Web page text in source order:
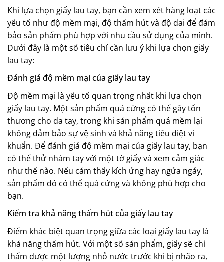
Khi lựa chọn giấy lau tay, bạn cần xem xét hàng loạt các
yếu tố như độ mềm mại, độ thấm hút và độ dai để đảm
bảo sản phẩm phù hợp với nhu cầu sử dụng của mình.
Dưới đây là một số tiêu chí cần lưu ý khi lựa chọn giấy
lau tay:
Đánh giá độ mềm mại của giấy lau tay
Độ mềm mại là yếu tố quan trọng nhất khi lựa chọn
giấy lau tay. Một sản phẩm quá cứng có thể gây tổn
thương cho da tay, trong khi sản phẩm quá mềm lại
không đảm bảo sự vệ sinh và khả năng tiêu diệt vi
khuẩn. Để đánh giá độ mềm mại của giấy lau tay, bạn
có thể thử nhám tay với một tờ giấy và xem cảm giác
như thế nào. Nếu cảm thấy kích ứng hay ngứa ngáy,
sản phẩm đó có thể quá cứng và không phù hợp cho
bạn.
Kiểm tra khả năng thấm hút của giấy lau tay
Điểm khác biệt quan trọng giữa các loại giấy lau tay là
khả năng thấm hút. Với một số sản phẩm, giấy sẽ chỉ
thấm được một lượng nhỏ nước trước khi bị nhão ra,